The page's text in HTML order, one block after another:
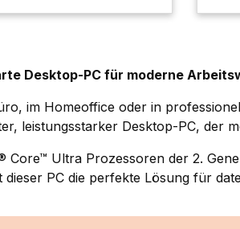
Desktop-PC für moderne
im Homeoffice oder in
leistungsstarker Desktop-PC, der
Core™ Ultra Prozessoren der 2.
dieser PC die perfekte Lösung für